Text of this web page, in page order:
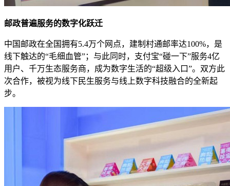
邮政普遍服务的数字化跃迁
中国邮政在全国拥有5.4万个网点，建制村通邮率达100%，是
线下触达的“毛细血管”；与此同时，支付宝“碰一下”服务4亿
用户、千万生态服务商，成为数字生活的“超级入口”。双方此
次合作，被视为线下民生服务与线上数字科技融合的全新起
步。